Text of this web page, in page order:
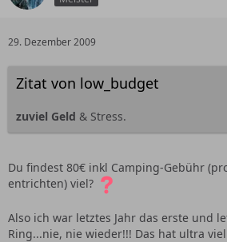
29. Dezember 2009
Zitat von low_budget
zuviel Geld & Stress.
Du findest 80€ inkl Camping-Gebühr
entrichten) viel?
Also ich war letztes Jahr das erste und
Ring...nie, nie wieder!!! Das hat ultra